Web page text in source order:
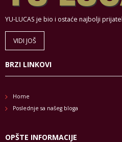
YU-LUCAS je bio i ostaće najbolji
VIDI JOŠ
BRZI LINKOVI
Home
Poslednje sa našeg bloga
OPŠTE INFORMACIJE